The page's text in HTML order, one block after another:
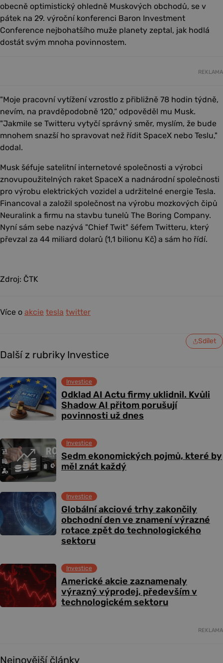
obecně optimistický ohledně Muskových obchodů, se v
pátek na 29. výroční konferenci Baron Investment
Conference nejbohatšího muže planety zeptal, jak hodlá
dostát svým mnoha povinnostem.
REKLAMA
"Moje pracovní vytížení vzrostlo z přibližně 78 hodin týdně,
nevím, na pravděpodobně 120,“ odpověděl mu Musk.
"Jakmile se Twitteru vytyčí správný směr, myslím, že bude
mnohem snazší ho spravovat než řídit SpaceX nebo Teslu,"
dodal.
Musk šéfuje satelitní internetové společnosti a výrobci
znovupoužitelných raket SpaceX a nadnárodní společnosti
pro výrobu elektrických vozidel a udržitelné energie Tesla.
Financoval a založil společnost na výrobu mozkových čipů
Neuralink a firmu na stavbu tunelů The Boring Company.
Nyní sám sebe nazývá "Chief Twit" šéfem Twitteru, který
převzal za 44 miliard dolarů (1,1 bilionu Kč) a sám ho řídí.
Zdroj: ČTK
Více o akcie tesla twitter
Sdílet
Další z rubriky Investice
Odklad AI Actu firmy uklidnil. Kvůli
Shadow AI přitom porušují
povinnosti už dnes
Investice
Sedm ekonomických pojmů, které by
měl znát každý
Investice
Globální akciové trhy zakončily
obchodní den ve znamení výrazné
rotace zpět do technologického
sektoru
Investice
Americké akcie zaznamenaly
výrazný výprodej, především v
technologickém sektoru
Investice
REKLAMA
Nejnovější články